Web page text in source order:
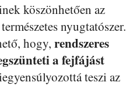
köszönhetően az
nyugtatószer.
hogy, rendszeres
a fejfájást
teszi az